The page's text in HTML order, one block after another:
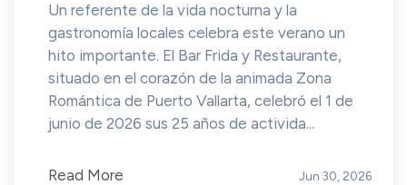
Un referente de la vida nocturna y la
gastronomía locales celebra este verano un
hito importante. El Bar Frida y Restaurante,
situado en el corazón de la animada Zona
Romántica de Puerto Vallarta, celebró el 1 de
junio de 2026 sus 25 años de activida...
Read More Jun 30, 2026